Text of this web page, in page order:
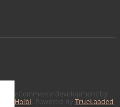
eCommerce development by
Holbi . Powered by TrueLoaded